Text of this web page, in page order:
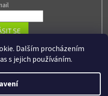
Dalším procházením
s jejich používáním.
SE